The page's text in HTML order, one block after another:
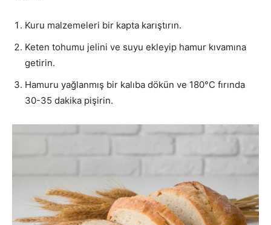
Kuru malzemeleri bir kapta karıştırın.
Keten tohumu jelini ve suyu ekleyip hamur kıvamına
getirin.
Hamuru yağlanmış bir kalıba dökün ve 180°C fırında
30-35 dakika pişirin.